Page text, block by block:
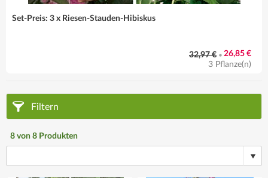
Set-Preis: 3 x Riesen-Stauden-Hibiskus
32,97 € • 26,85 €
3 Pflanze(n)
Filtern
8 von 8 Produkten